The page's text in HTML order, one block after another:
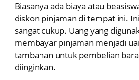
Biasanya ada biaya atau
diskon pinjaman di tempat ini.
sangat cukup. Uang yang
membayar pinjaman menjadi
tambahan untuk pembelian
diinginkan.